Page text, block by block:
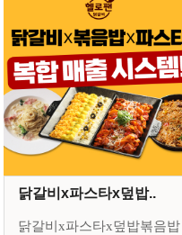
닭갈비x파스타x덮밥..
닭갈비x파스타x덮밥볶음밥